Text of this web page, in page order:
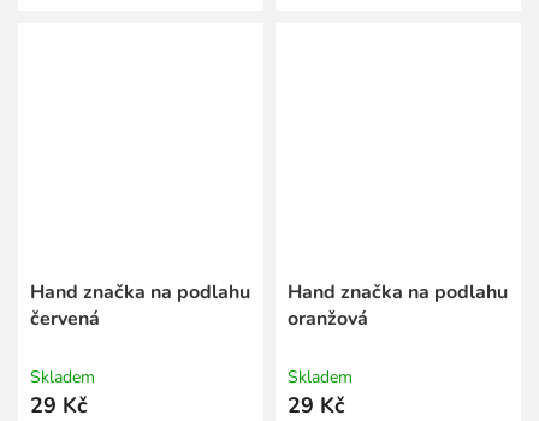
Hand značka na podlahu
červená
Skladem
29 Kč
Hand značka na podlahu
oranžová
Skladem
29 Kč